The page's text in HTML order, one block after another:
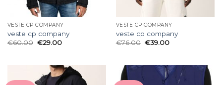
VESTE CP COMPANY
veste cp company
€60.00 €29.00
VESTE CP COMPANY
veste cp company
€76.00 €39.00